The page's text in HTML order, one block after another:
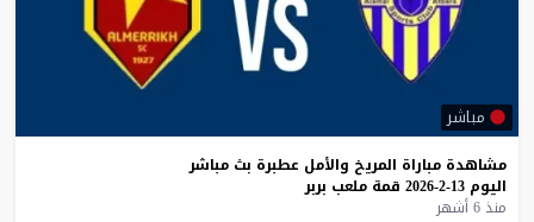
مباشر
مشاهدة مباراة المريخ والأمل عطبرة بث مباشر
اليوم 13-2-2026 قمة ملعب بربر
منذ 6 أشهر